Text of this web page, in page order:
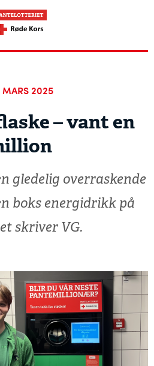
2025
– vant en
gledelig overraskende
boks energidrikk på
skriver VG.